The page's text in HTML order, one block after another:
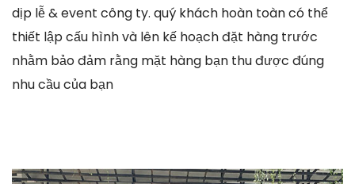
dịp lễ & event công ty. quý khách hoàn toàn có thể
thiết lập cấu hình và lên kế hoạch đặt hàng trước
nhằm bảo đảm rằng mặt hàng bạn thu được đúng
nhu cầu của bạn